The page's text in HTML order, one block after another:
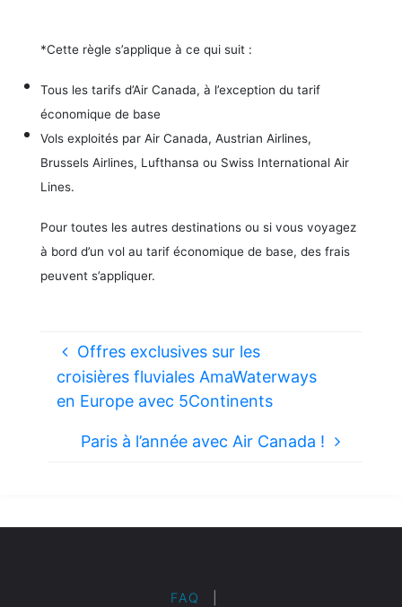
*Cette règle s’applique à ce qui suit :
Tous les tarifs d’Air Canada, à l’exception du tarif
économique de base
Vols exploités par Air Canada, Austrian Airlines,
Brussels Airlines, Lufthansa ou Swiss International Air
Lines.
Pour toutes les autres destinations ou si vous voyagez
à bord d’un vol au tarif économique de base, des frais
peuvent s’appliquer.
Offres exclusives sur les
croisières fluviales AmaWaterways
en Europe avec 5Continents
Paris à l’année avec Air Canada !
FAQ